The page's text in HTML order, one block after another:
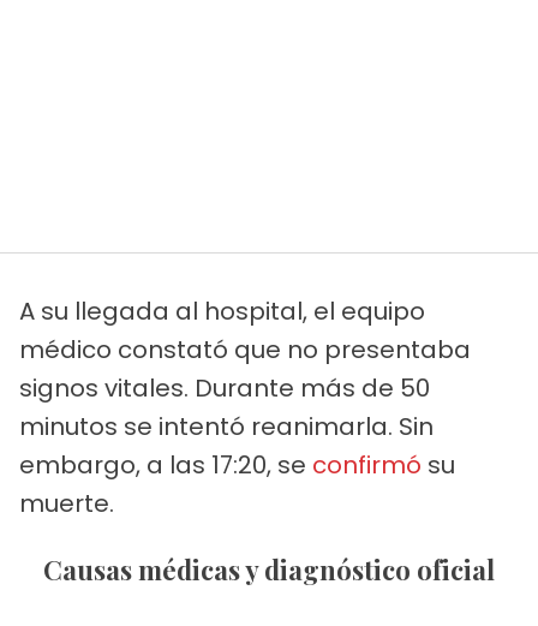
A su llegada al hospital, el equipo
médico constató que no presentaba
signos vitales. Durante más de 50
minutos se intentó reanimarla. Sin
embargo, a las 17:20, se confirmó su
muerte.
Causas médicas y diagnóstico oficial